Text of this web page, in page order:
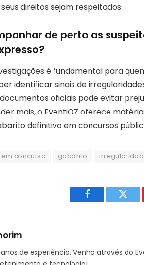
direitos sejam respeitados.
de perto as
é fundamental para
identificar sinais de
oficiais pode evitar
mais, o EventiOZ oferece
definitivo em concursos
concurso gabarito
Facebook
de experiência. Venho através do